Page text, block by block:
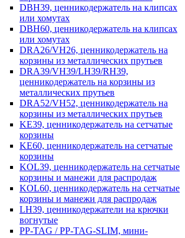
DBH39, ценникодержатель на клипсах
или хомутах
DBH60, ценникодержатель на клипсах
или хомутах
DRA26/VH26, ценникодержатель на
корзины из металлических прутьев
DRA39/VH39/LH39/RH39,
ценникодержатель на корзины из
металлических прутьев
DRA52/VH52, ценникодержатель на
корзины из металлических прутьев
KE39, ценникодержатель на сетчатые
корзины
KE60, ценникодержатель на сетчатые
корзины
KOL39, ценникодержатель на сетчатые
корзины и манежи для распродаж
KOL60, ценникодержатель на сетчатые
корзины и манежи для распродаж
LH39, ценникодержатели на крючки
вогнутые
PP-TAG / PP-TAG-SLIM, мини-